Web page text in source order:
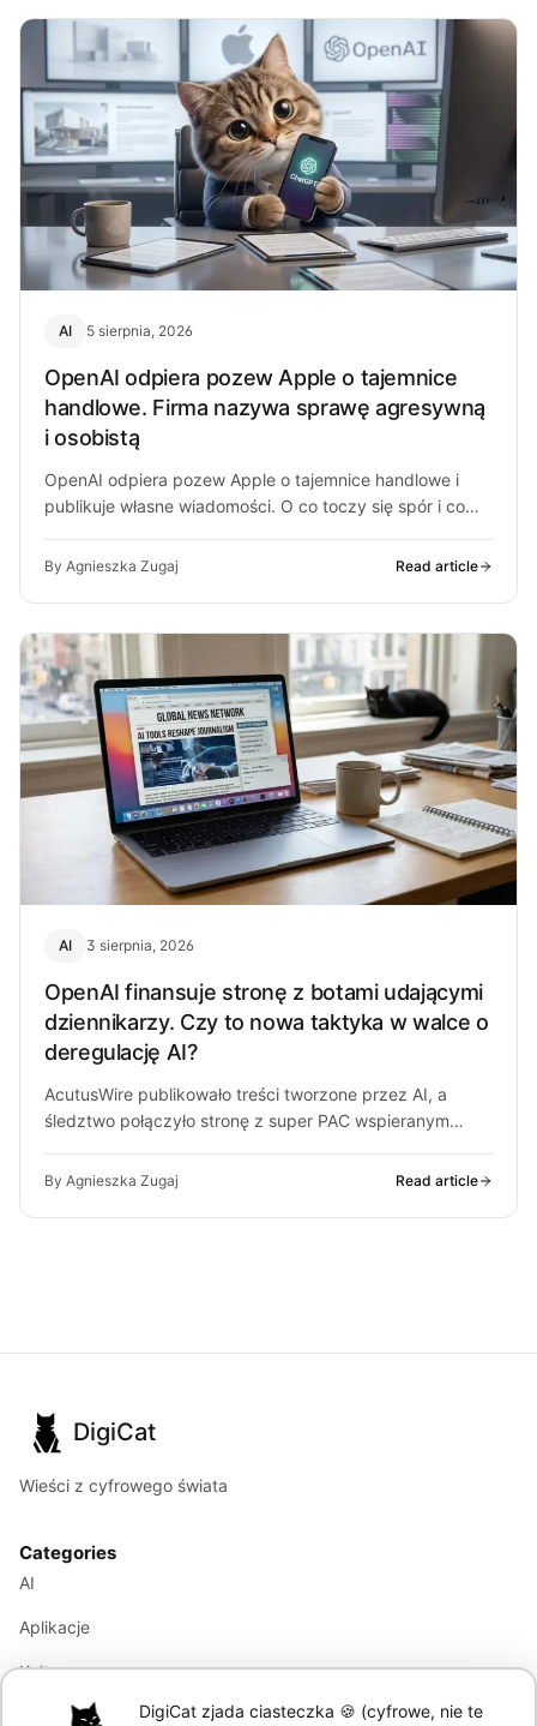
AI 5 sierpnia, 2026
OpenAI odpiera pozew Apple o tajemnice
handlowe. Firma nazywa sprawę agresywną
i osobistą
OpenAI odpiera pozew Apple o tajemnice handlowe i
publikuje własne wiadomości. O co toczy się spór i co
By Agnieszka Zugaj Read article
AI 3 sierpnia, 2026
OpenAI finansuje stronę z botami udającymi
dziennikarzy. Czy to nowa taktyka w walce o
deregulację AI?
AcutusWire publikowało treści tworzone przez AI, a
śledztwo połączyło stronę z super PAC wspieranym
By Agnieszka Zugaj Read article
DigiCat
Wieści z cyfrowego świata
Categories
AI
Aplikacje
Kultura
Marketing DigiCat zjada ciasteczka 🍪 (cyfrowe, nie te